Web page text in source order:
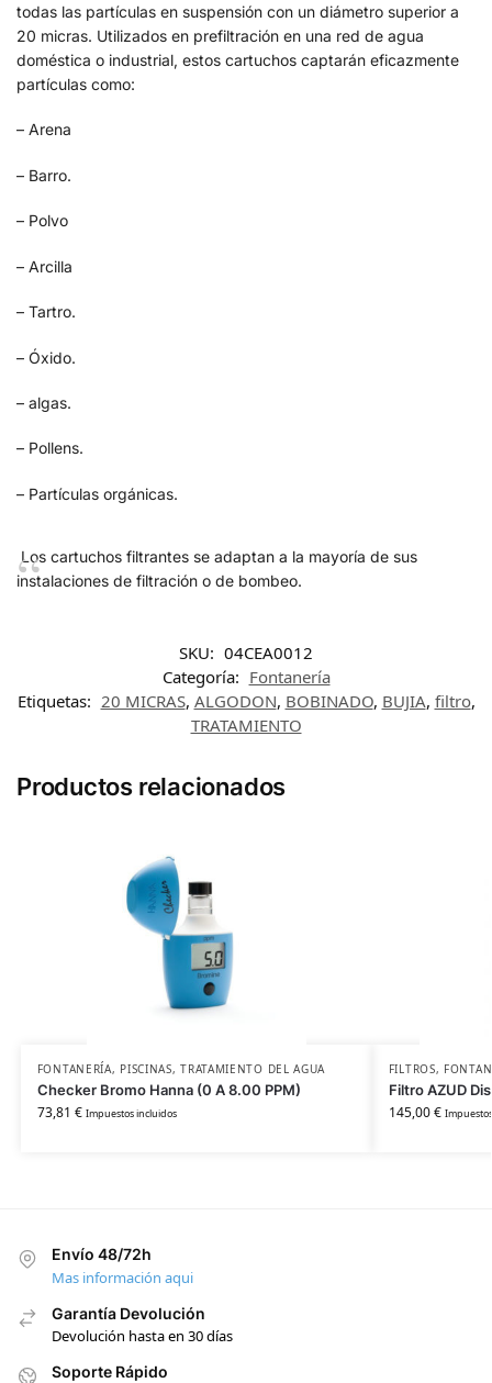
todas las partículas en suspensión con un diámetro superior a
20 micras. Utilizados en prefiltración en una red de agua
doméstica o industrial, estos cartuchos captarán eficazmente
partículas como:
– Arena
– Barro.
– Polvo
– Arcilla
– Tartro.
– Óxido.
– algas.
– Pollens.
– Partículas orgánicas.
Los cartuchos filtrantes se adaptan a la mayoría de sus
instalaciones de filtración o de bombeo.
SKU: 04CEA0012
Categoría: Fontanería
Etiquetas: 20 MICRAS, ALGODON, BOBINADO, BUJIA, filtro,
TRATAMIENTO
Productos relacionados
FONTANERÍA, PISCINAS,TRATAMIENTO DEL AGUA
Checker Bromo Hanna (0 A 8.00 PPM)
73,81 € Impuestos incluidos
FILTROS,
Filtro AZUD
145,00€
Envío 48/72h
Mas información aqui
Garantía Devolución
Devolución hasta en 30 días
Soporte Rápido